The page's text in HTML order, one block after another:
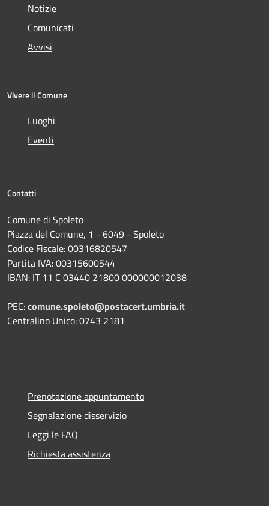
Notizie
Comunicati
Avvisi
Vivere il Comune
Luoghi
Eventi
Contatti
Comune di Spoleto
Piazza del Comune, 1 - 6049 - Spoleto
Codice Fiscale: 00316820547
Partita IVA: 00315600544
IBAN: IT 11 C 03440 21800 000000012038
PEC:comune.spoleto@postacert.umbria.it
Centralino Unico: 0743 2181
Prenotazione appuntamento
Segnalazione disservizio
Leggi le FAQ
Richiesta assistenza